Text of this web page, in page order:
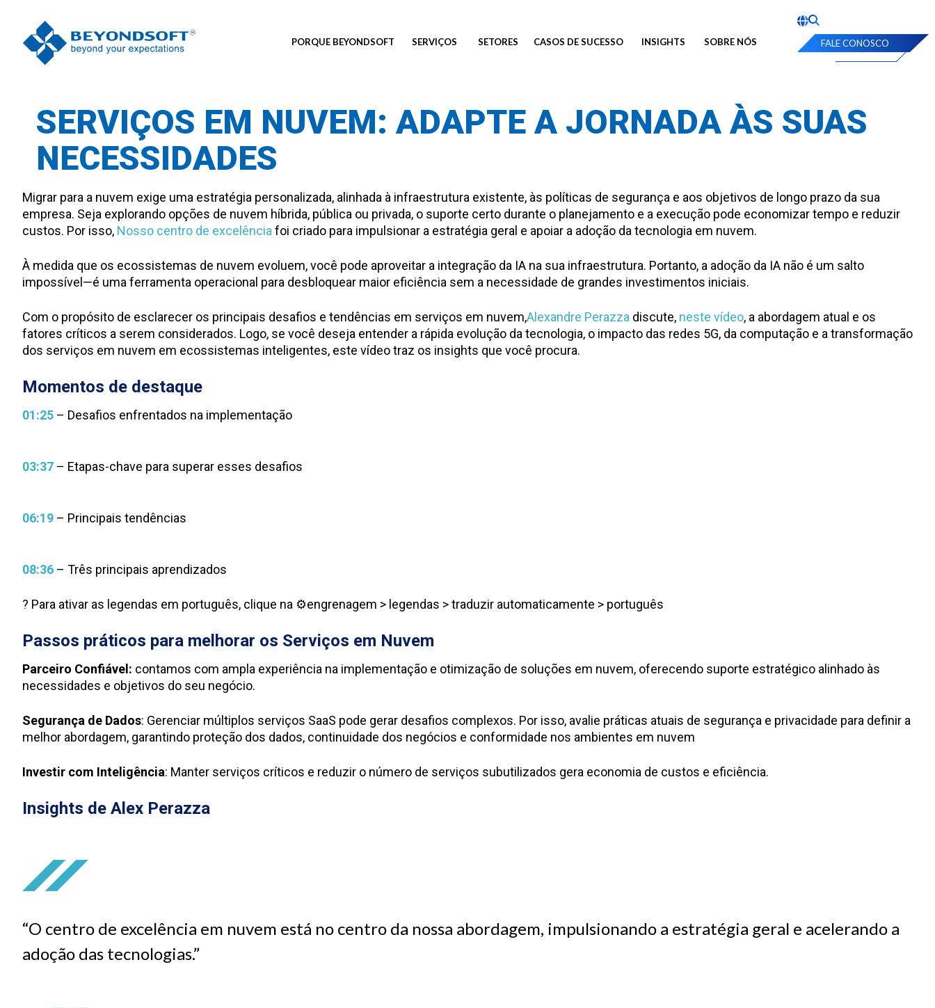
PORQUE BEYONDSOFT SERVIÇOS SETORES CASOS DE SUCESSO INSIGHTS SOBRE NÓS FALE CONOSCO
SERVIÇOS EM NUVEM: ADAPTE A JORNADA ÀS SUAS
NECESSIDADES
Migrar para a nuvem exige uma estratégia personalizada, alinhada à infraestrutura existente, às políticas de segurança e aos objetivos de longo prazo da sua
empresa. Seja explorando opções de nuvem híbrida, pública ou privada, o suporte certo durante o planejamento e a execução pode economizar tempo e reduzir
custos. Por isso, Nosso centro de excelência foi criado para impulsionar a estratégia geral e apoiar a adoção da tecnologia em nuvem.
À medida que os ecossistemas de nuvem evoluem, você pode aproveitar a integração da IA na sua infraestrutura. Portanto, a adoção da IA não é um salto
impossível—é uma ferramenta operacional para desbloquear maior eficiência sem a necessidade de grandes investimentos iniciais.
Com o propósito de esclarecer os principais desafios e tendências em serviços em nuvem,Alexandre Perazza discute, neste vídeo, a abordagem atual e os
fatores críticos a serem considerados. Logo, se você deseja entender a rápida evolução da tecnologia, o impacto das redes 5G, da computação e a transformação
dos serviços em nuvem em ecossistemas inteligentes, este vídeo traz os insights que você procura.
Momentos de destaque
01:25 – Desafios enfrentados na implementação
03:37 – Etapas-chave para superar esses desafios
06:19 – Principais tendências
08:36 – Três principais aprendizados
? Para ativar as legendas em português, clique na ⚙️engrenagem > legendas > traduzir automaticamente > português
Passos práticos para melhorar os Serviços em Nuvem
Parceiro Confiável: contamos com ampla experiência na implementação e otimização de soluções em nuvem, oferecendo suporte estratégico alinhado às
necessidades e objetivos do seu negócio.
Segurança de Dados: Gerenciar múltiplos serviços SaaS pode gerar desafios complexos. Por isso, avalie práticas atuais de segurança e privacidade para definir a
melhor abordagem, garantindo proteção dos dados, continuidade dos negócios e conformidade nos ambientes em nuvem
Investir com Inteligência: Manter serviços críticos e reduzir o número de serviços subutilizados gera economia de custos e eficiência.
Insights de Alex Perazza
“O centro de excelência em nuvem está no centro da nossa abordagem, impulsionando a estratégia geral e acelerando a
adoção das tecnologias.”